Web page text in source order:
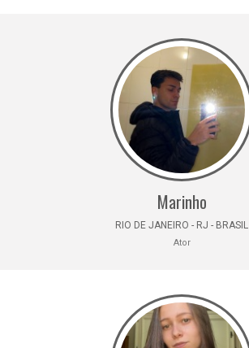
Marinho
RIO DE JANEIRO - RJ - BRASIL
Ator